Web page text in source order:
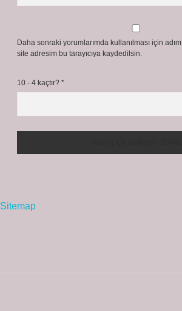
Daha sonraki yorumlarımda kullanılması için
site adresim bu tarayıcıya kaydedilsin.
10 - 4 kaçtır? *
Sitemap